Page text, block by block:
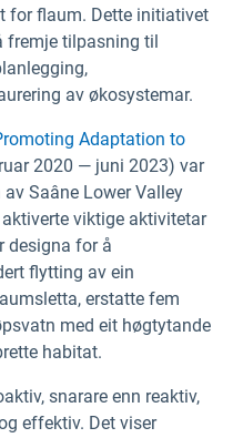
for flaum. Dette initiativet
fremje tilpasning til
av økosystemar.
Adaptation to
2020 — juni 2023) var
Saâne Lower Valley
viktige aktivitetar
designa for å
flytting av ein
erstatte fem
med eit høgtytande
habitat.
snarare enn reaktiv,
effektiv. Det viser